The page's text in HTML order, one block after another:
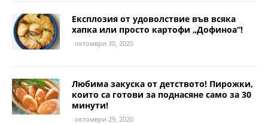
Експлозия от удоволствие във всяка
хапка или просто картофи „Дофиноа“!
октомври 30, 2020
Любима закуска от детството! Пирожки,
които са готови за поднасяне само за 30
минути!
октомври 29, 2020